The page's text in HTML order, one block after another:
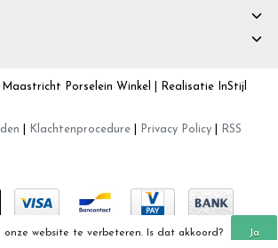
Porselein Winkel | Realisatie InStijl
Klachtenprocedure Privacy Policy
RSS
onze website te verbeteren. Is dat akkoord? Ja